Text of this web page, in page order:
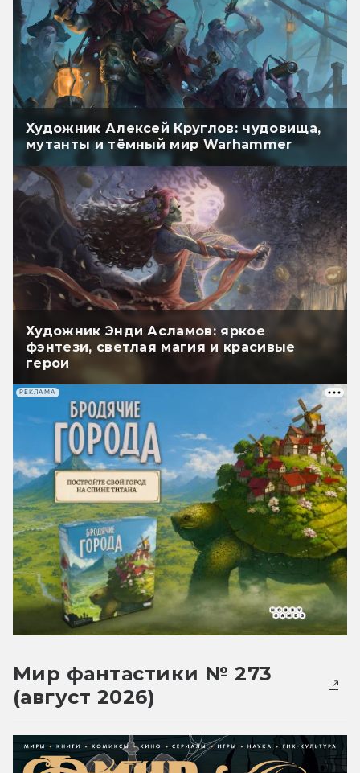
Художник Алексей Круглов: чудовища,
мутанты и тёмный мир Warhammer
Художник Энди Асламов: яркое
фэнтези, светлая магия и красивые
герои
РЕКЛАМА
Мир фантастики № 273
(август 2026)